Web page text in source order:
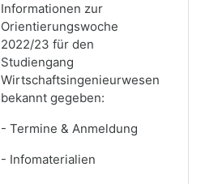
Informationen zur
Orientierungswoche
2022/23 für den
Studiengang
Wirtschaftsingenieurwesen
bekannt gegeben:
- Termine & Anmeldung
- Infomaterialien